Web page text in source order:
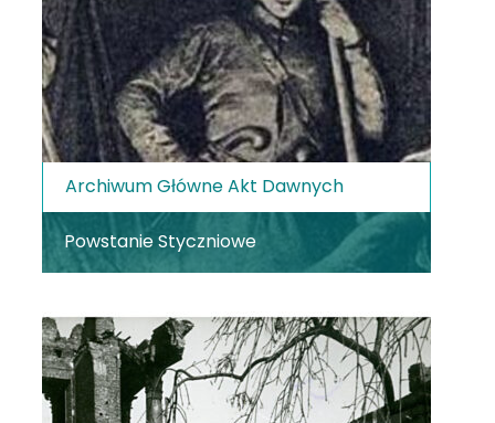
Archiwum Główne Akt Dawnych
Powstanie Styczniowe